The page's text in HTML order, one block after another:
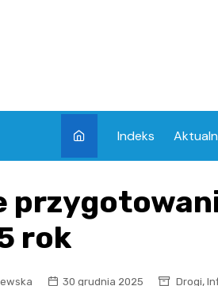
Indeks
rok
30 grudnia 2025 Drogi,